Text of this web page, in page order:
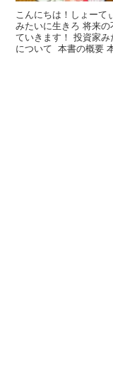
こんにちは！しょーて
みたいに生きろ 将来
ていきます！ 投資家
について 本書の概要